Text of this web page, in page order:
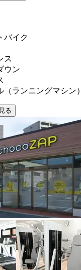
バイク
ス
ウン
（ランニングマシン）
る